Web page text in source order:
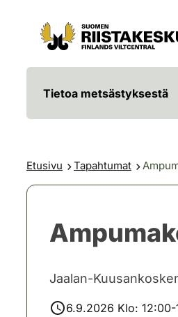
Siirry sisältöön
Siirry sivustokarttaan
Tietoa metsästyksestä
Etusivu Tapahtumat
Jaalan-
6.9.2026 Klo: 12:00-